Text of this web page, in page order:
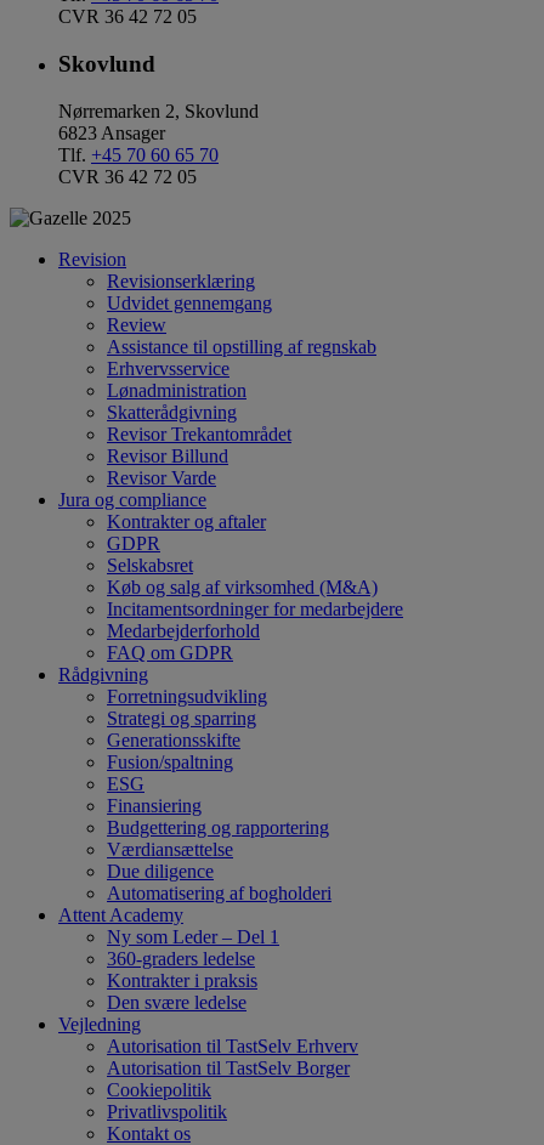
CVR 36 42 72 05
Skovlund
Nørremarken 2, Skovlund
6823 Ansager
Tlf. +45 70 60 65 70
CVR 36 42 72 05
Revision
Revisionserklæring
Udvidet gennemgang
Review
Assistance til opstilling af regnskab
Erhvervsservice
Lønadministration
Skatterådgivning
Revisor Trekantområdet
Revisor Billund
Revisor Varde
Jura og compliance
Kontrakter og aftaler
GDPR
Selskabsret
Køb og salg af virksomhed (M&A)
Incitamentsordninger for medarbejdere
Medarbejderforhold
FAQ om GDPR
Rådgivning
Forretningsudvikling
Strategi og sparring
Generationsskifte
Fusion/spaltning
ESG
Finansiering
Budgettering og rapportering
Værdiansættelse
Due diligence
Automatisering af bogholderi
Attent Academy
Ny som Leder – Del 1
360-graders ledelse
Kontrakter i praksis
Den svære ledelse
Vejledning
Autorisation til TastSelv Erhverv
Autorisation til TastSelv Borger
Cookiepolitik
Privatlivspolitik
Kontakt os